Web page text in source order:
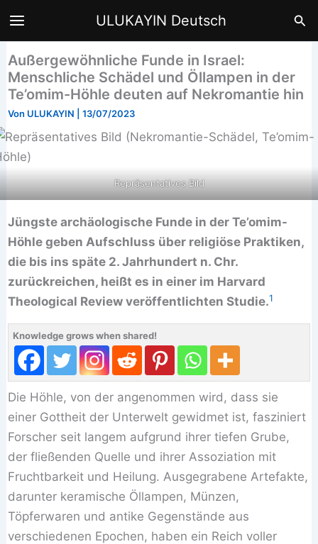
Inhalt
ULUKAYIN Deutsch
Außergewöhnliche Funde in Israel:
Menschliche Schädel und Öllampen in der
Te’omim-Höhle deuten auf Nekromantie hin
Von ULUKAYIN |13/07/2023
Repräsentatives Bild
Jüngste archäologische Funde in der Te’omim-
Höhle geben Aufschluss über religiöse Praktiken,
die bis ins späte 2. Jahrhundert n. Chr.
zurückreichen, heißt es in einer im Harvard
Theological Review veröffentlichten Studie.1
Knowledge grows when shared!
Die Höhle, von der angenommen wird, dass sie
einer Gottheit der Unterwelt gewidmet ist, fasziniert
Forscher seit langem aufgrund ihrer tiefen Grube,
der fließenden Quelle und ihrer Assoziation mit
Fruchtbarkeit und Heilung. Ausgegrabene Artefakte,
darunter keramische Öllampen, Münzen,
Töpferwaren und antike Gegenstände aus
verschiedenen Epochen, haben ein Reich voller